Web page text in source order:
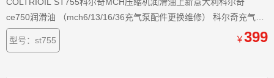
ce750润滑油 （mch6/13/16/36充气泵配件更换维修） 科尔奇充气泵
coltri润滑油ce750合成机油强列建议任何用于呼吸的用户不要使用非
于呼吸空气的COLTRI OIL合成润滑油
型号：st755 ￥399